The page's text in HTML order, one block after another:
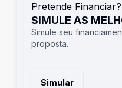
Pretende Financiar?
SIMULE AS
Simule seu
proposta.
Simular